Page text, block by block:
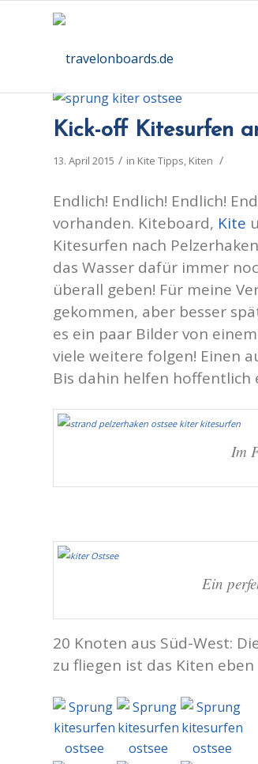
Kick-off Kitesurfen
13. April 2015 / in Kite Tipps, Kiten /
Endlich! Endlich! Endlich!
vorhanden. Kiteboard, Kite
Kitesurfen nach
das Wasser dafür immer
überall geben! Für meine
gekommen, aber besser
es ein paar Bilder von
viele weitere folgen! Einen
Bis dahin helfen hoffentlich
Im
Ein
20 Knoten aus Süd-West:
zu fliegen ist das Kiten